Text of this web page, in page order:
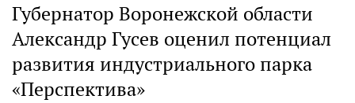
Губернатор Воронежской области
Александр Гусев оценил потенциал
развития индустриального парка
«Перспектива»